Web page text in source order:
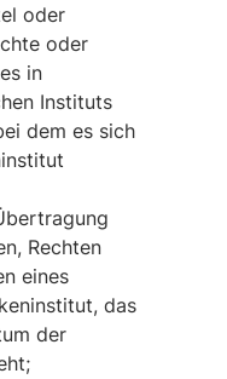
oder
oder
in
Instituts
dem es sich
Rechten
eines
das
der